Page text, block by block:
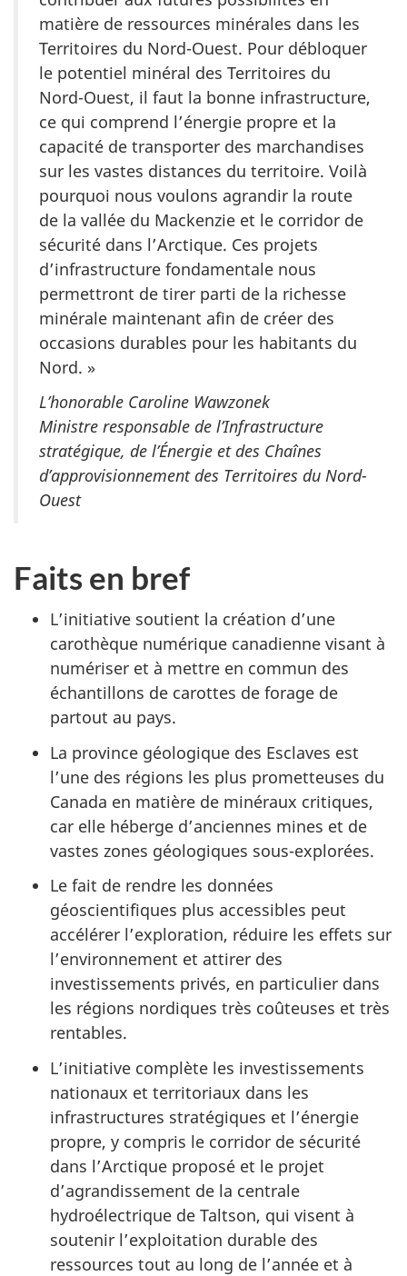
matière de ressources minérales dans les
Territoires du Nord-Ouest. Pour débloquer
le potentiel minéral des Territoires du
Nord-Ouest, il faut la bonne infrastructure,
ce qui comprend l’énergie propre et la
capacité de transporter des marchandises
sur les vastes distances du territoire. Voilà
pourquoi nous voulons agrandir la route
de la vallée du Mackenzie et le corridor de
sécurité dans l’Arctique. Ces projets
d’infrastructure fondamentale nous
permettront de tirer parti de la richesse
minérale maintenant afin de créer des
occasions durables pour les habitants du
Nord. »
L’honorable Caroline Wawzonek
Ministre responsable de l’Infrastructure
stratégique, de l’Énergie et des Chaînes
d’approvisionnement des Territoires du Nord-
Ouest
Faits en bref
L’initiative soutient la création d’une
carothèque numérique canadienne visant à
numériser et à mettre en commun des
échantillons de carottes de forage de
partout au pays.
La province géologique des Esclaves est
l’une des régions les plus prometteuses du
Canada en matière de minéraux critiques,
car elle héberge d’anciennes mines et de
vastes zones géologiques sous-explorées.
Le fait de rendre les données
géoscientifiques plus accessibles peut
accélérer l’exploration, réduire les effets sur
l’environnement et attirer des
investissements privés, en particulier dans
les régions nordiques très coûteuses et très
rentables.
L’initiative complète les investissements
nationaux et territoriaux dans les
infrastructures stratégiques et l’énergie
propre, y compris le corridor de sécurité
dans l’Arctique proposé et le projet
d’agrandissement de la centrale
hydroélectrique de Taltson, qui visent à
soutenir l’exploitation durable des
ressources tout au long de l’année et à